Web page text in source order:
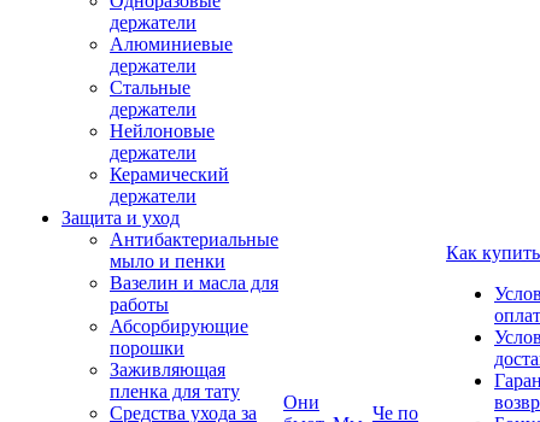
держатели
Алюминиевые
держатели
Стальные
держатели
Нейлоновые
держатели
Керамический
держатели
Защита и уход
Антибактериальные
мыло и пенки
Вазелин и масла для
работы
Абсорбирующие
порошки
Заживляющая
пленка для тату
Средства ухода за
Они
Че по
Как купить